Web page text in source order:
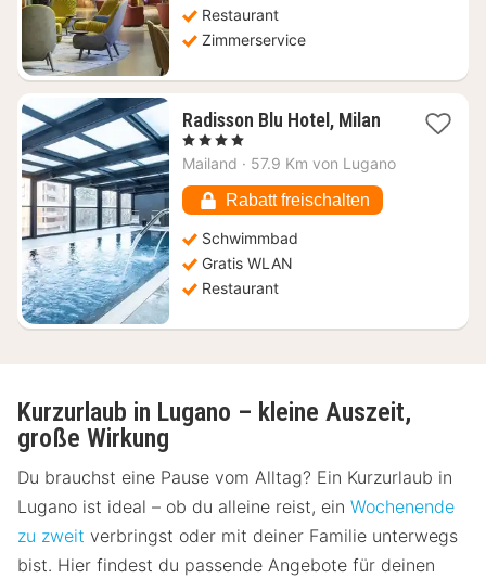
Restaurant
Zimmerservice
Radisson Blu Hotel, Milan1
ab
€
, 4 Sterne
Mailand · 57.9 Km von Lugano
Rabatt freischalten
Schwimmbad
Gratis WLAN
Restaurant
Kurzurlaub in Lugano – kleine Auszeit,
große Wirkung
Du brauchst eine Pause vom Alltag? Ein Kurzurlaub in
Lugano ist ideal – ob du alleine reist, ein Wochenende
zu zweit verbringst oder mit deiner Familie unterwegs
bist. Hier findest du passende Angebote für deinen